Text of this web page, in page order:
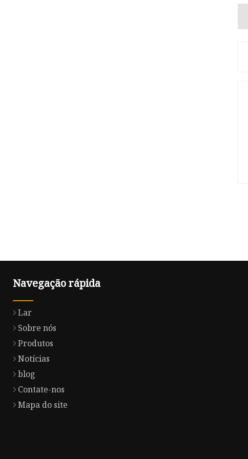
Navegação rápida
Lar
Sobre nós
Produtos
Notícias
blog
Contate-nos
Mapa do site